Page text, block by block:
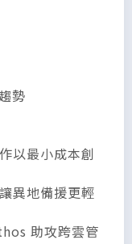
勢
以最小成本創
異地備援更輕
助攻跨雲管